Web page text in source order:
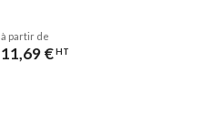
à partir de
11,69 €HT